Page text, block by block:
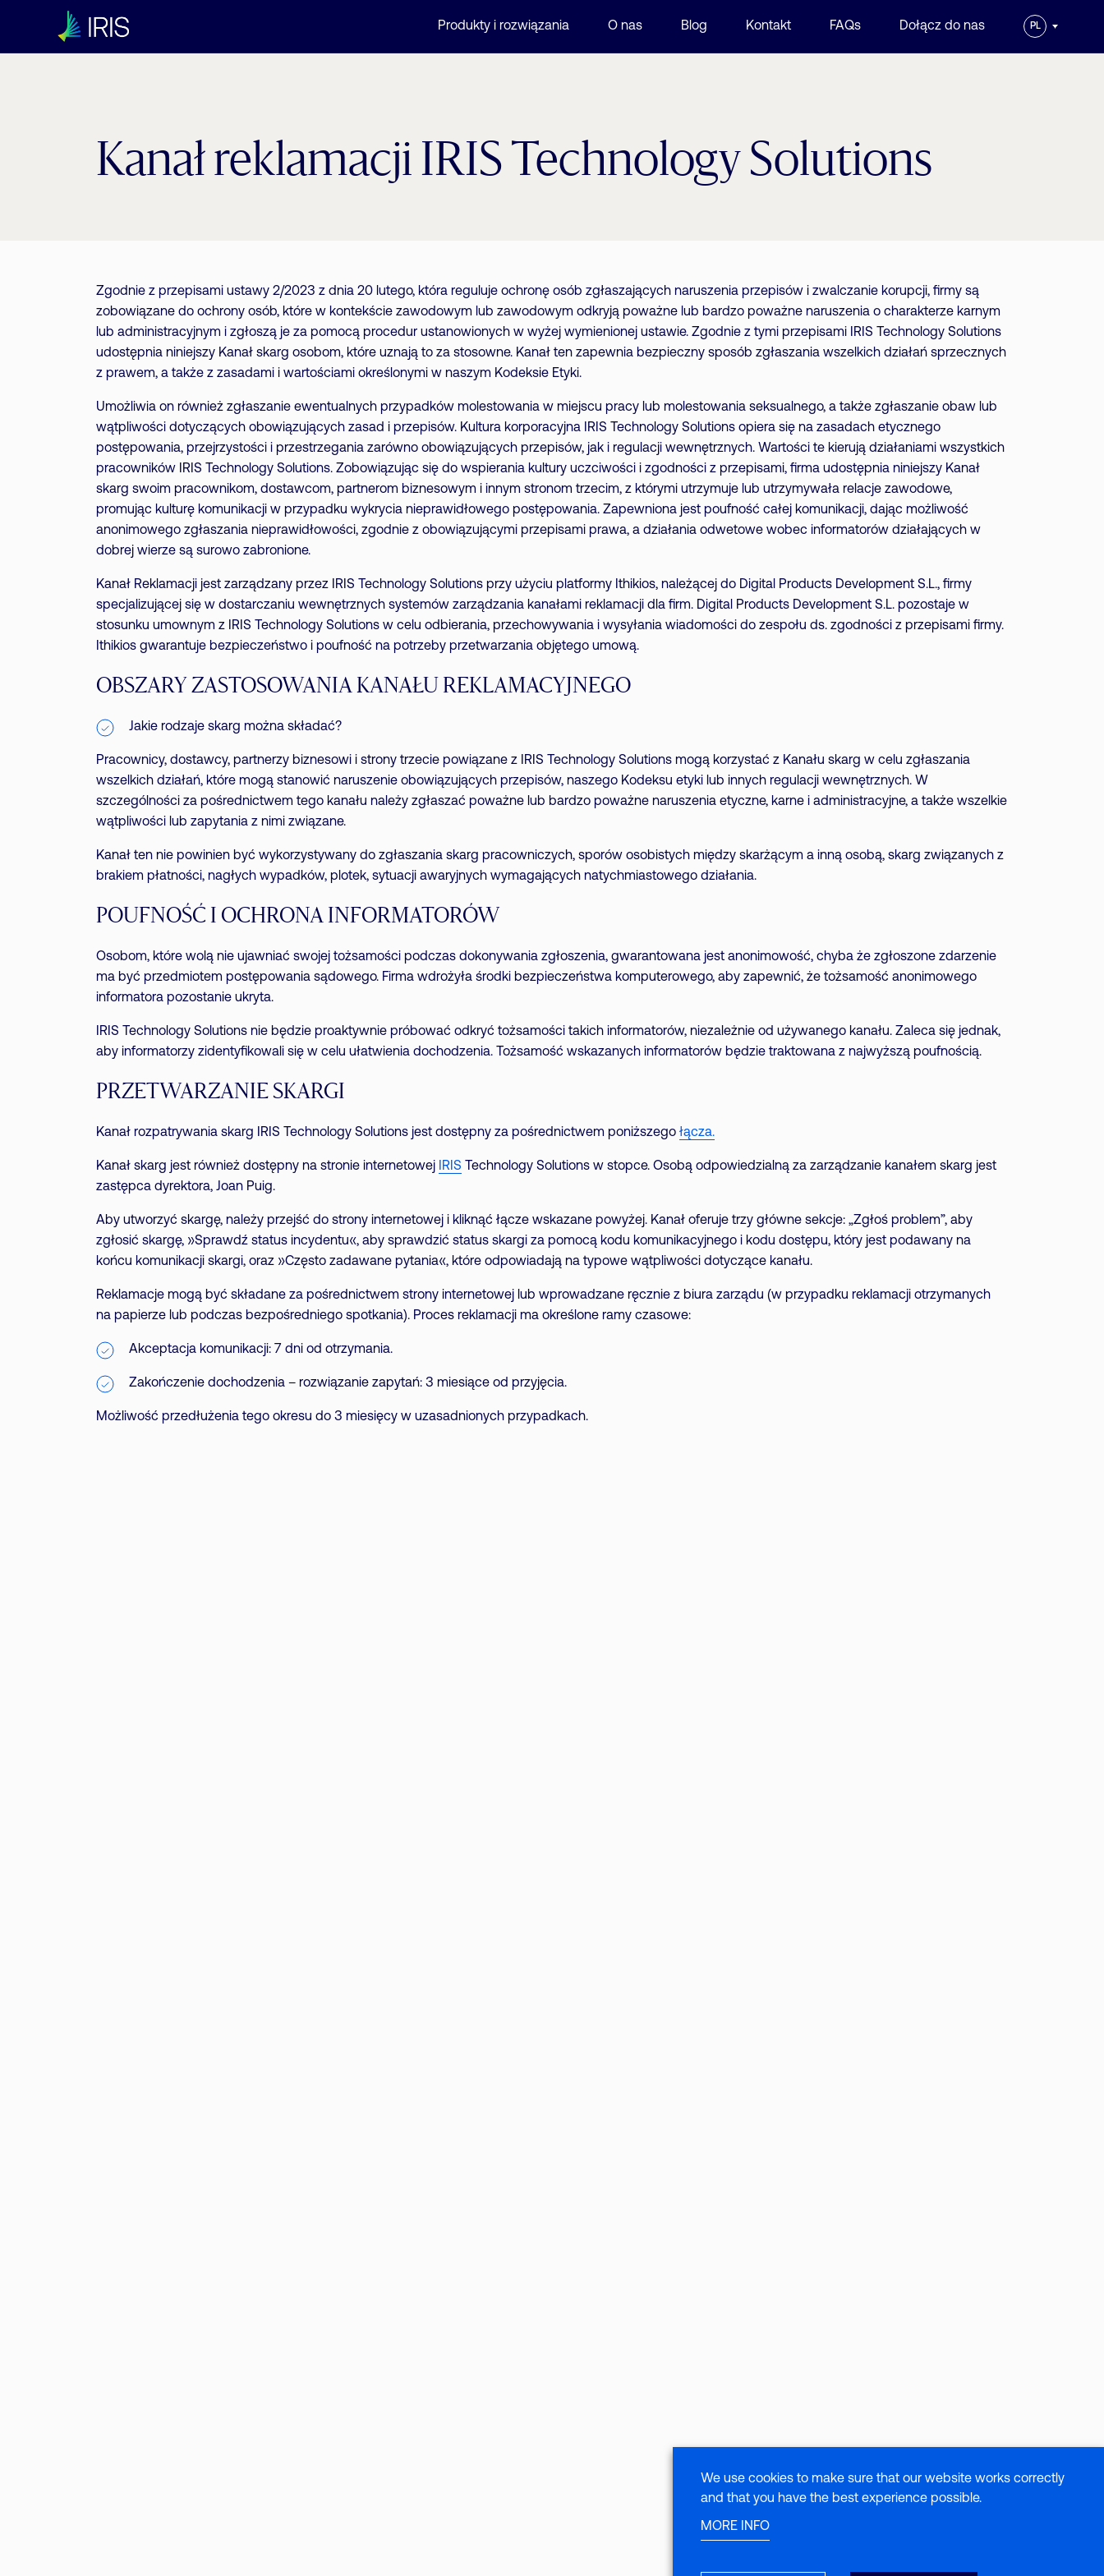
Produkty i rozwiązania O nas Blog Kontakt FAQs Dołącz do nas PL
Kanał reklamacji IRIS Technology Solutions
Zgodnie z przepisami ustawy 2/2023 z dnia 20 lutego, która reguluje ochronę osób zgłaszających naruszenia przepisów i zwalczanie korupcji, firmy są
zobowiązane do ochrony osób, które w kontekście zawodowym lub zawodowym odkryją poważne lub bardzo poważne naruszenia o charakterze karnym
lub administracyjnym i zgłoszą je za pomocą procedur ustanowionych w wyżej wymienionej ustawie. Zgodnie z tymi przepisami IRIS Technology Solutions
udostępnia niniejszy Kanał skarg osobom, które uznają to za stosowne. Kanał ten zapewnia bezpieczny sposób zgłaszania wszelkich działań sprzecznych
z prawem, a także z zasadami i wartościami określonymi w naszym Kodeksie Etyki.
Umożliwia on również zgłaszanie ewentualnych przypadków molestowania w miejscu pracy lub molestowania seksualnego, a także zgłaszanie obaw lub
wątpliwości dotyczących obowiązujących zasad i przepisów. Kultura korporacyjna IRIS Technology Solutions opiera się na zasadach etycznego
postępowania, przejrzystości i przestrzegania zarówno obowiązujących przepisów, jak i regulacji wewnętrznych. Wartości te kierują działaniami wszystkich
pracowników IRIS Technology Solutions. Zobowiązując się do wspierania kultury uczciwości i zgodności z przepisami, firma udostępnia niniejszy Kanał
skarg swoim pracownikom, dostawcom, partnerom biznesowym i innym stronom trzecim, z którymi utrzymuje lub utrzymywała relacje zawodowe,
promując kulturę komunikacji w przypadku wykrycia nieprawidłowego postępowania. Zapewniona jest poufność całej komunikacji, dając możliwość
anonimowego zgłaszania nieprawidłowości, zgodnie z obowiązującymi przepisami prawa, a działania odwetowe wobec informatorów działających w
dobrej wierze są surowo zabronione.
Kanał Reklamacji jest zarządzany przez IRIS Technology Solutions przy użyciu platformy Ithikios, należącej do Digital Products Development S.L., firmy
specjalizującej się w dostarczaniu wewnętrznych systemów zarządzania kanałami reklamacji dla firm. Digital Products Development S.L. pozostaje w
stosunku umownym z IRIS Technology Solutions w celu odbierania, przechowywania i wysyłania wiadomości do zespołu ds. zgodności z przepisami firmy.
Ithikios gwarantuje bezpieczeństwo i poufność na potrzeby przetwarzania objętego umową.
OBSZARY ZASTOSOWANIA KANAŁU REKLAMACYJNEGO
Jakie rodzaje skarg można składać?
Pracownicy, dostawcy, partnerzy biznesowi i strony trzecie powiązane z IRIS Technology Solutions mogą korzystać z Kanału skarg w celu zgłaszania
wszelkich działań, które mogą stanowić naruszenie obowiązujących przepisów, naszego Kodeksu etyki lub innych regulacji wewnętrznych. W
szczególności za pośrednictwem tego kanału należy zgłaszać poważne lub bardzo poważne naruszenia etyczne, karne i administracyjne, a także wszelkie
wątpliwości lub zapytania z nimi związane.
Kanał ten nie powinien być wykorzystywany do zgłaszania skarg pracowniczych, sporów osobistych między skarżącym a inną osobą, skarg związanych z
brakiem płatności, nagłych wypadków, plotek, sytuacji awaryjnych wymagających natychmiastowego działania.
POUFNOŚĆ I OCHRONA INFORMATORÓW
Osobom, które wolą nie ujawniać swojej tożsamości podczas dokonywania zgłoszenia, gwarantowana jest anonimowość, chyba że zgłoszone zdarzenie
ma być przedmiotem postępowania sądowego. Firma wdrożyła środki bezpieczeństwa komputerowego, aby zapewnić, że tożsamość anonimowego
informatora pozostanie ukryta.
IRIS Technology Solutions nie będzie proaktywnie próbować odkryć tożsamości takich informatorów, niezależnie od używanego kanału. Zaleca się jednak,
aby informatorzy zidentyfikowali się w celu ułatwienia dochodzenia. Tożsamość wskazanych informatorów będzie traktowana z najwyższą poufnością.
PRZETWARZANIE SKARGI
Kanał rozpatrywania skarg IRIS Technology Solutions jest dostępny za pośrednictwem poniższego łącza.
Kanał skarg jest również dostępny na stronie internetowej IRIS Technology Solutions w stopce. Osobą odpowiedzialną za zarządzanie kanałem skarg jest
zastępca dyrektora, Joan Puig.
Aby utworzyć skargę, należy przejść do strony internetowej i kliknąć łącze wskazane powyżej. Kanał oferuje trzy główne sekcje: „Zgłoś problem”, aby
zgłosić skargę, »Sprawdź status incydentu«, aby sprawdzić status skargi za pomocą kodu komunikacyjnego i kodu dostępu, który jest podawany na
końcu komunikacji skargi, oraz »Często zadawane pytania«, które odpowiadają na typowe wątpliwości dotyczące kanału.
Reklamacje mogą być składane za pośrednictwem strony internetowej lub wprowadzane ręcznie z biura zarządu (w przypadku reklamacji otrzymanych
na papierze lub podczas bezpośredniego spotkania). Proces reklamacji ma określone ramy czasowe:
Akceptacja komunikacji: 7 dni od otrzymania.
Zakończenie dochodzenia – rozwiązanie zapytań: 3 miesiące od przyjęcia.
Możliwość przedłużenia tego okresu do 3 miesięcy w uzasadnionych przypadkach.
We use cookies to make sure that our website works correctly
and that you have the best experience possible.
MORE INFO